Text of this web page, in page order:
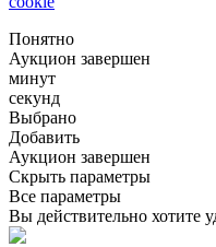
Понятно
Аукцион завершен
минут
секунд
Выбрано
Добавить
Аукцион завершен
Скрыть параметры
Все параметры
Вы действительно хотите